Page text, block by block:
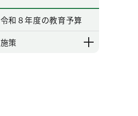
令和８年度の教育予算
施策